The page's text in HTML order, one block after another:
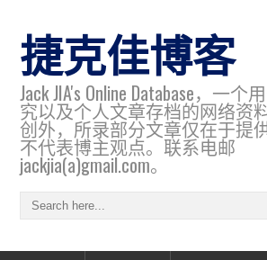
捷克佳博客
Jack JIA's Online Database，一
究以及个人文章存档的网络资
创外，所录部分文章仅在于提
不代表博主观点。联系电邮
jackjia(a)gmail.com。